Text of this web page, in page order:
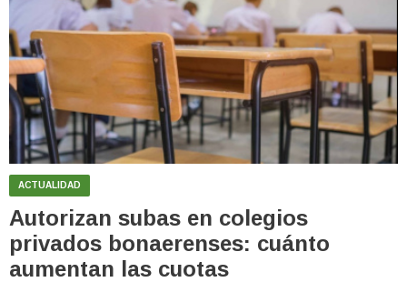
ACTUALIDAD
Autorizan subas en colegios
privados bonaerenses: cuánto
aumentan las cuotas